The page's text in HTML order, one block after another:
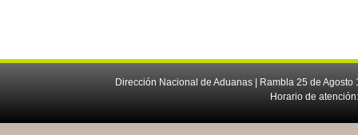
Dirección Nacional de Aduanas | Rambla 25 de
Horario de